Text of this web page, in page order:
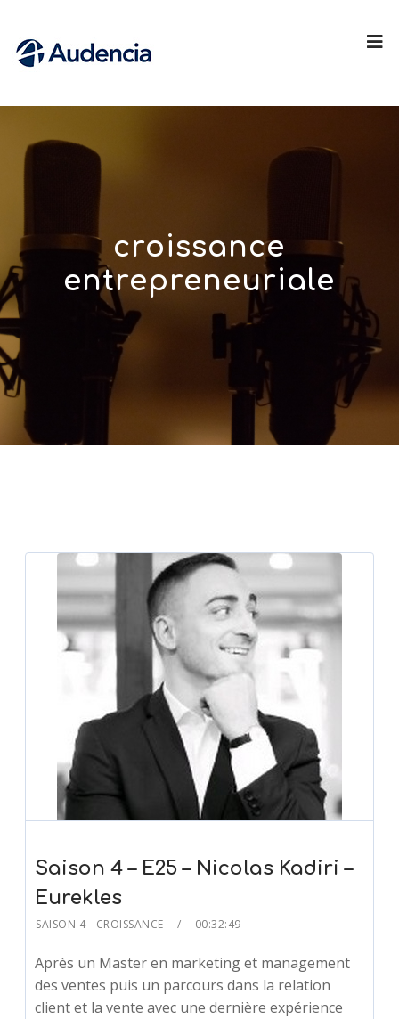
croissance
entrepreneuriale
Saison 4 – E25 – Nicolas Kadiri –
Eurekles
SAISON 4 - CROISSANCE 00:32:49
Après un Master en marketing et management
des ventes puis un parcours dans la relation
client et la vente avec une dernière expérience